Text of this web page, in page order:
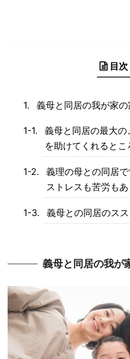
目次
義母と同居の我が家の
義母と同居の最大の
を助けてくれるとこ
義理の母との同居
ストレスも苦労も
義母との同居のスス
義母と同居の我が